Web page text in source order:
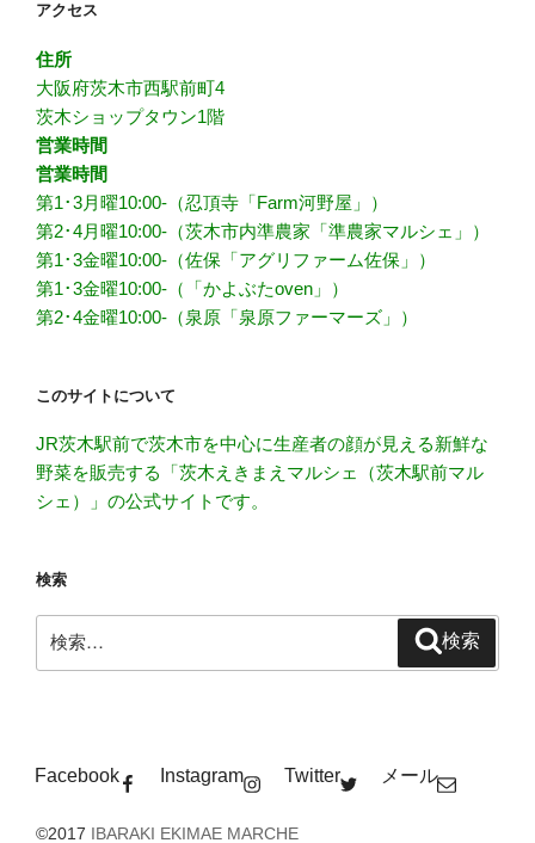
アクセス
住所
大阪府茨木市西駅前町4
茨木ショップタウン1階
営業時間
営業時間
第1･3月曜10:00-（忍頂寺「Farm河野屋」）
第2･4月曜10:00-（茨木市内準農家「準農家マルシェ」）
第1･3金曜10:00-（佐保「アグリファーム佐保」）
第1･3金曜10:00-（「かよぶたoven」）
第2･4金曜10:00-（泉原「泉原ファーマーズ」）
このサイトについて
JR茨木駅前で茨木市を中心に生産者の顔が見える新鮮な
野菜を販売する「茨木えきまえマルシェ（茨木駅前マル
シェ）」の公式サイトです。
検索
索:
検索
Facebook Instagram Twitter メール
©2017 IBARAKI EKIMAE MARCHE